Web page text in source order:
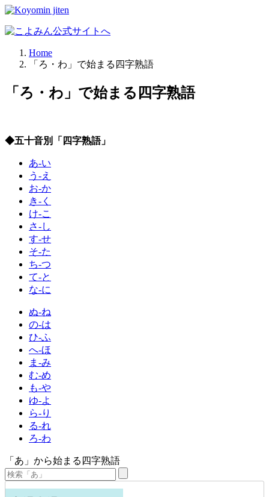
Home
「ろ・わ」で始まる四字熟語
「ろ・わ」で始まる四字熟語
◆五十音別「四字熟語」
あ-い
う-え
お-か
き-く
け-こ
さ-し
す-せ
そ-た
ち-つ
て-と
な-に
ぬ-ね
の-は
ひ-ふ
へ-ほ
ま-み
む-め
も-や
ゆ-よ
ら-り
る-れ
ろ-わ
「あ」から始まる四字熟語